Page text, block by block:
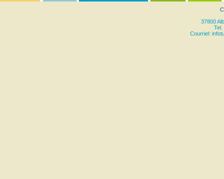
37800
Tel.
Courriel: